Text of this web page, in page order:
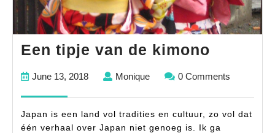
Een tipje van de kimono
van
de
kimono
June 13, 2018June
MoniqueMonique0 Comments
Japan is een land vol tradities en cultuur, zo vol dat
één verhaal over Japan niet genoeg is. Ik ga